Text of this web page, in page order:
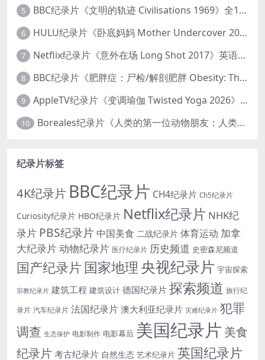
5 BBC纪录片《文明的轨迹 Civilisations 1969》全13集 英语中英双字 高清收藏版 1080P/MKV/64.1G 西方艺术史话
6 HULU纪录片《卧底妈妈 Mother Undercover 2023》全4集 英语中英双字 官方纯净版 1080P/MKV/7.6G 拯救孩子
7 Netflix纪录片《意外在场 Long Shot 2017》英语中字 720P/NKV/1.06GB 美国谋杀误判案件
8 BBC纪录片《肥胖症：尸检/解剖肥胖 Obesity: The Post Mortem 2016》英语中英双字 无水印纯净版 1080P/MKV/1.03G
9 AppleTV纪录片《变调瑜伽 Twisted Yoga 2026》全3集 英语中英双字 无水印纯净版 1080P/MKV/10G 瑜伽大师背后的真相
10 Boreales纪录片《人类的第一位动物朋友：人类和狗的神奇故事 Man’s First Friend 2018》英语中英双字 1080P/MP4/1.8G 狗的神奇故事
纪录片标签
4K纪录片 BBC纪录片 CH4纪录片 Ch5纪录片
Curiosity纪录片 HBO纪录片 Netflix纪录片 NHK纪
录片 PBS纪录片 中国美食 二战纪录片 体育运动 加拿
大纪录片动物纪录片 医疗纪录片 历史频道 史密森尼频道
国产纪录片 国家地理 央视纪录片 宇宙探索
宗教纪录片 建筑工程 建筑设计 德国纪录片 探索频道 旅行纪
录片 汽车纪录片 法国纪录片 澳大利亚纪录片 灾难纪录片 犯罪
调查 生态保护 电影制作 电影幕后 美国纪录片 美食
纪录片考古纪录片 自然生态 艺术纪录片 英国纪录片